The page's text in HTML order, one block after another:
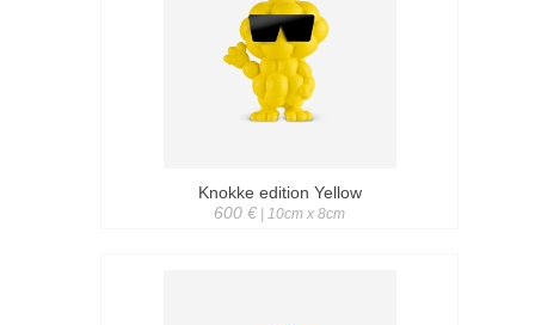
Knokke edition Yellow
600 € | 10cm x 8cm